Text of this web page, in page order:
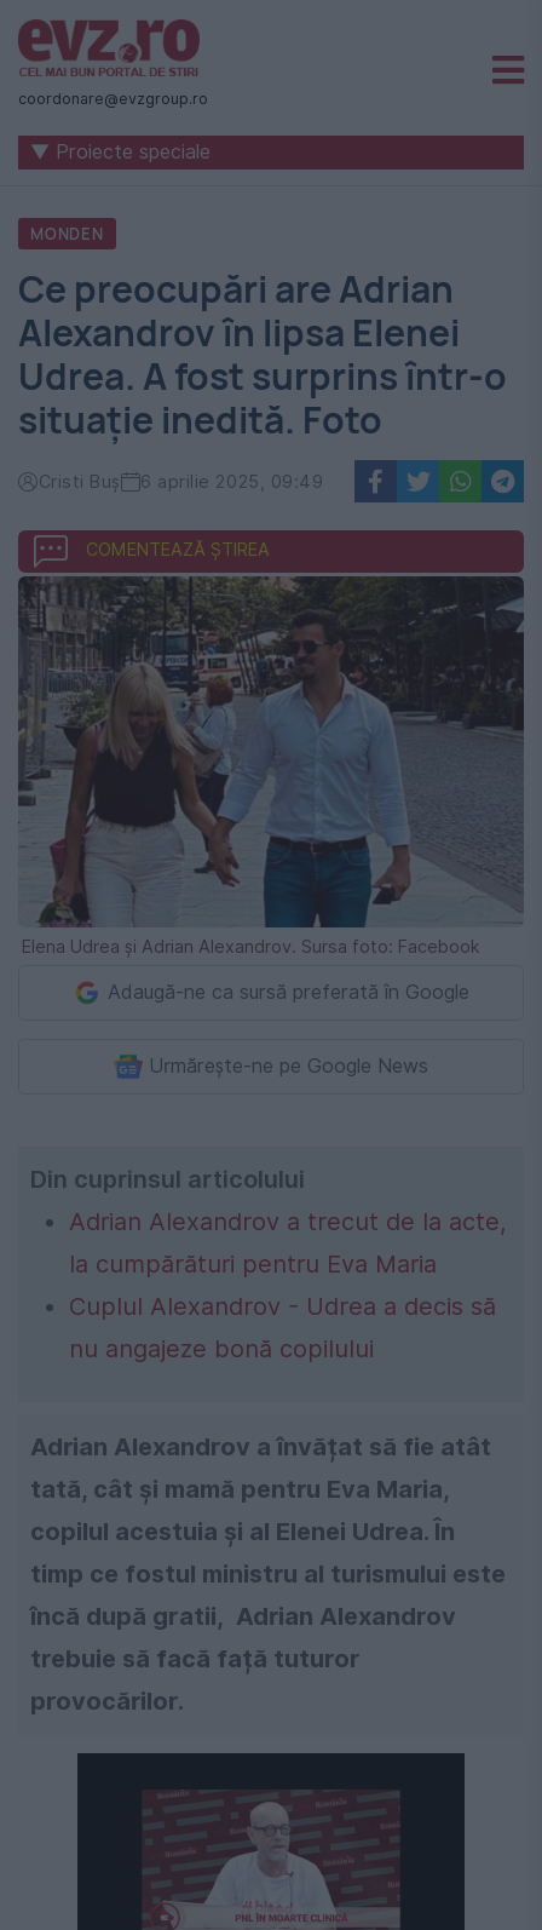
Știri
naționale
internaționale
România
-
Evenimentul
Zilei
coordonare@evzgroup.ro
▼ Proiecte speciale
MONDEN
Ce preocupări are Adrian
Alexandrov în lipsa Elenei
Udrea. A fost surprins într-o
situație inedită. Foto
Cristi Buș 6 aprilie 2025, 09:49
COMENTEAZĂ ȘTIREA
Elena Udrea și Adrian Alexandrov. Sursa foto: Facebook
Adaugă-ne ca sursă preferată în Google
Urmărește-ne pe Google News
Din cuprinsul articolului
Adrian Alexandrov a trecut de la acte,
la cumpărături pentru Eva Maria
Cuplul Alexandrov - Udrea a decis să
nu angajeze bonă copilului
Adrian Alexandrov a învățat să fie atât
tată, cât și mamă pentru Eva Maria,
copilul acestuia și al Elenei Udrea. În
timp ce fostul ministru al turismului este
încă după gratii, Adrian Alexandrov
trebuie să facă față tuturor
provocărilor.